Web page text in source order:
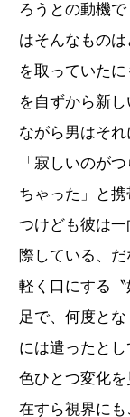
ろうとの動機
はそんなもの
を取っていた
を自ずから新
ながら男はそ
「寂しいのが
ちゃった」と
つけども彼は
際している、
軽く口にする
足で、何度と
には遣ったと
色ひとつ変化
在すら視界に